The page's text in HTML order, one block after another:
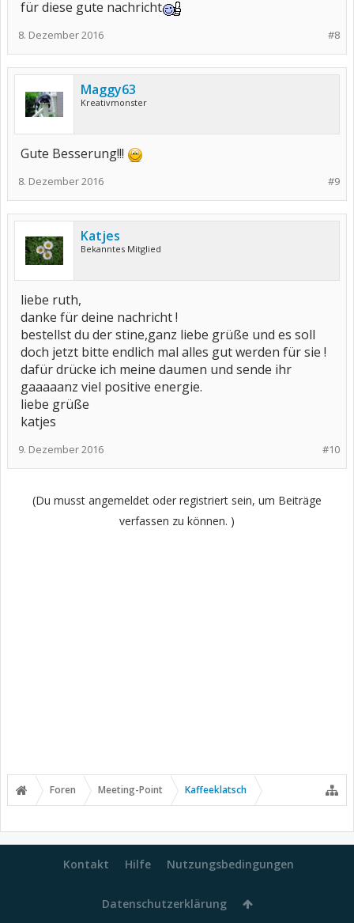
für diese gute nachricht
#8
8. Dezember 2016
Maggy63
Kreativmonster
Gute Besserung!!!
#9
8. Dezember 2016
Katjes
Bekanntes Mitglied
liebe ruth,
danke für deine nachricht !
bestellst du der stine,ganz liebe grüße und es soll
doch jetzt bitte endlich mal alles gut werden für sie !
dafür drücke ich meine daumen und sende ihr
gaaaaanz viel positive energie.
liebe grüße
katjes
#10
9. Dezember 2016
(Du musst angemeldet oder registriert sein, um Beiträge
verfassen zu können. )
Foren Meeting-Point Kaffeeklatsch
Kontakt Hilfe Nutzungsbedingungen
Datenschutzerklärung